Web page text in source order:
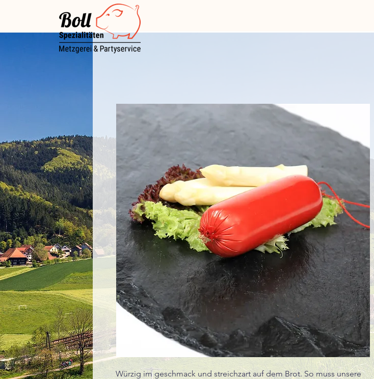
Würzig im geschmack und streichzart auf dem Brot. So muss unsere